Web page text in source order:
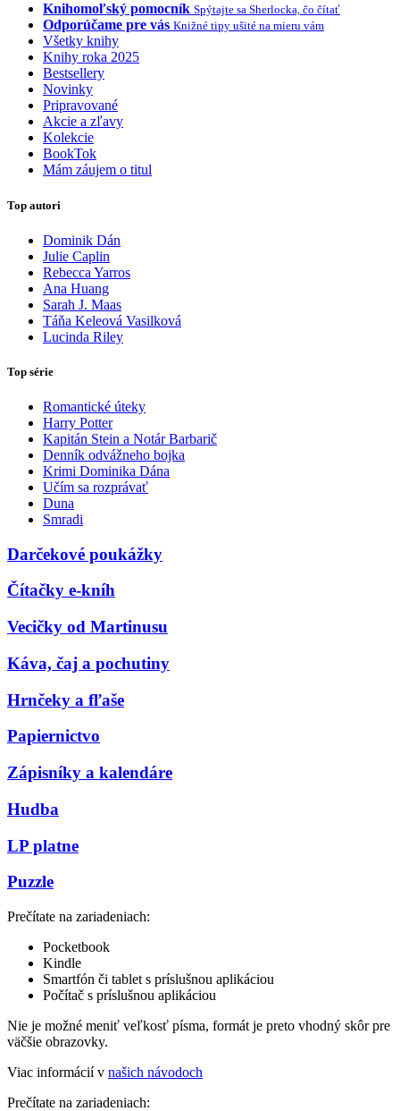
Knihomoľský pomocník Spýtajte sa Sherlocka, čo čítať
Odporúčame pre vás Knižné tipy ušité na mieru vám
Všetky knihy
Knihy roka 2025
Bestsellery
Novinky
Pripravované
Akcie a zľavy
Kolekcie
BookTok
Mám záujem o titul
Top autori
Dominik Dán
Julie Caplin
Rebecca Yarros
Ana Huang
Sarah J. Maas
Táňa Keleová Vasilková
Lucinda Riley
Top série
Romantické úteky
Harry Potter
Kapitán Stein a Notár Barbarič
Denník odvážneho bojka
Krimi Dominika Dána
Učím sa rozprávať
Duna
Smradi
Darčekové poukážky
Čítačky e-kníh
Vecičky od Martinusu
Káva, čaj a pochutiny
Hrnčeky a fľaše
Papiernictvo
Zápisníky a kalendáre
Hudba
LP platne
Puzzle
Prečítate na zariadeniach:
Pocketbook
Kindle
Smartfón či tablet s príslušnou aplikáciou
Počítač s príslušnou aplikáciou
Nie je možné meniť veľkosť písma, formát je preto vhodný skôr pre
väčšie obrazovky.
Viac informácií v našich návodoch
Prečítate na zariadeniach: